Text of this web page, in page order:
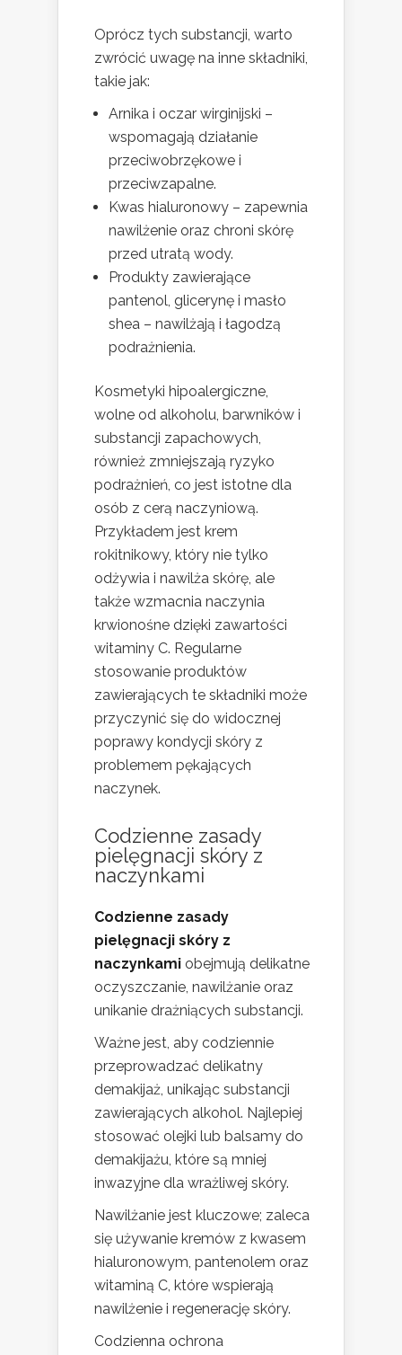
Oprócz tych substancji, warto
zwrócić uwagę na inne składniki,
takie jak:
Arnika i oczar wirginijski –
wspomagają działanie
przeciwobrzękowe i
przeciwzapalne.
Kwas hialuronowy – zapewnia
nawilżenie oraz chroni skórę
przed utratą wody.
Produkty zawierające
pantenol, glicerynę i masło
shea – nawilżają i łagodzą
podrażnienia.
Kosmetyki hipoalergiczne,
wolne od alkoholu, barwników i
substancji zapachowych,
również zmniejszają ryzyko
podrażnień, co jest istotne dla
osób z cerą naczyniową.
Przykładem jest krem
rokitnikowy, który nie tylko
odżywia i nawilża skórę, ale
także wzmacnia naczynia
krwionośne dzięki zawartości
witaminy C. Regularne
stosowanie produktów
zawierających te składniki może
przyczynić się do widocznej
poprawy kondycji skóry z
problemem pękających
naczynek.
Codzienne zasady
pielęgnacji skóry z
naczynkami
Codzienne zasady
pielęgnacji skóry z
naczynkami obejmują delikatne
oczyszczanie, nawilżanie oraz
unikanie drażniących substancji.
Ważne jest, aby codziennie
przeprowadzać delikatny
demakijaż, unikając substancji
zawierających alkohol. Najlepiej
stosować olejki lub balsamy do
demakijażu, które są mniej
inwazyjne dla wrażliwej skóry.
Nawilżanie jest kluczowe; zaleca
się używanie kremów z kwasem
hialuronowym, pantenolem oraz
witaminą C, które wspierają
nawilżenie i regenerację skóry.
Codzienna ochrona